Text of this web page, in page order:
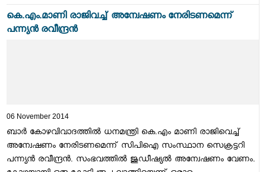
കെ.എം.മാണി രാജിവച്ച് അന്വേഷണം നേരിടണമെന്ന്
പന്ന്യന്‍ രവീന്ദ്രന്‍
06 November 2014
ബാര്‍ കോഴവിവാദത്തില്‍ ധനമന്ത്രി കെ.എം മാണി രാജിവെച്ച്
അന്വേഷണം നേരിടണമെന്ന് സിപിഐ സംസ്ഥാന സെക്രട്ടറി
പന്ന്യന്‍ രവീന്ദ്രന്‍. സംഭവത്തില്‍ ജുഡീഷ്യല്‍ അന്വേഷണം വേണം.